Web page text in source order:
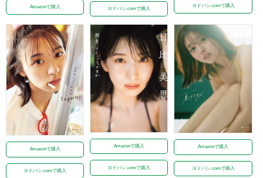
Amazonで購入 ヨドバシ.comで購入
ヨドバシ.comで購入
Amazonで購入
ヨドバシ.comで購入
Amazonで購入
ヨドバシ.comで購入
Amazonで購入
ヨドバシ.comで購入